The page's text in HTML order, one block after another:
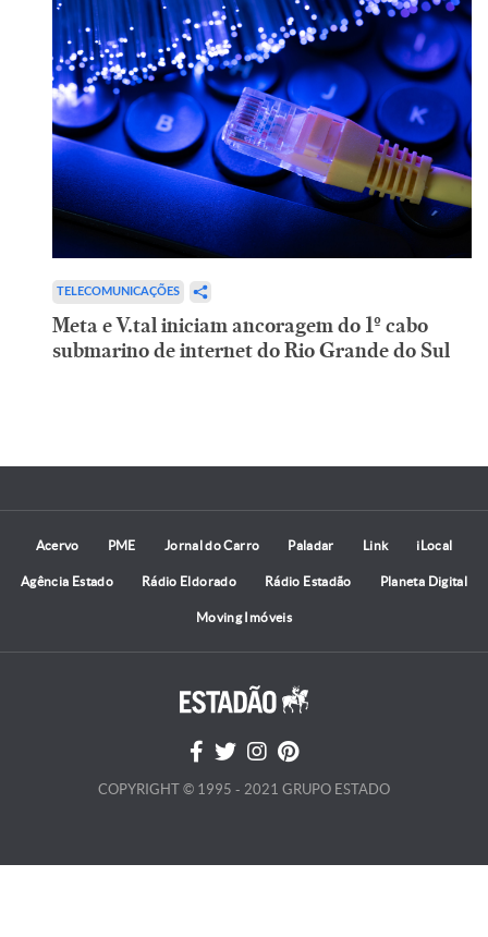
TELECOMUNICAÇÕES
Meta e V.tal iniciam ancoragem do 1º cabo
submarino de internet do Rio Grande do Sul
Acervo PME Jornal do Carro Paladar Link iLocal
Agência Estado Rádio Eldorado Rádio Estadão Planeta Digital
Moving Imóveis
COPYRIGHT © 1995 - 2021 GRUPO ESTADO